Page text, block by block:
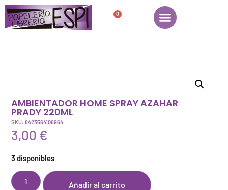
0
AMBIENTADOR HOME SPRAY AZAHAR
PRADY 220ML
SKU: 8423564106964
3,00 €
3 disponibles
Añadir al carrito